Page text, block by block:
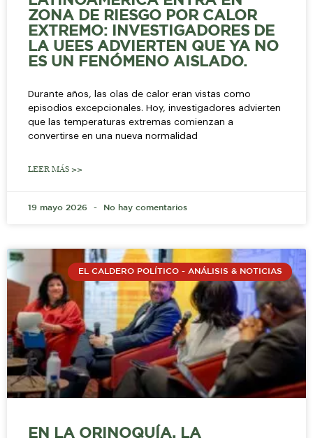
ZONA DE RIESGO POR CALOR
EXTREMO: INVESTIGADORES DE
LA UEES ADVIERTEN QUE YA NO
ES UN FENÓMENO AISLADO.
Durante años, las olas de calor eran vistas como
episodios excepcionales. Hoy, investigadores advierten
que las temperaturas extremas comienzan a
convertirse en una nueva normalidad
LEER MÁS >>
19 mayo 2026 No hay comentarios
EL CALDERO POLÍTICO - ANÁLISIS & NOTICIAS
EN LA ORINOQUÍA, LA